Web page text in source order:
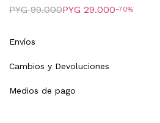
PYG 29.000
PYG 99.000 70
Envíos
Cambios y Devoluciones
Medios de pago